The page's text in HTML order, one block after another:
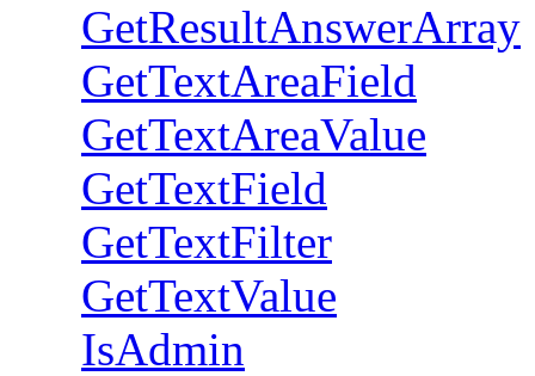
GetResultAnswerArray
GetTextAreaField
GetTextAreaValue
GetTextField
GetTextFilter
GetTextValue
IsAdmin